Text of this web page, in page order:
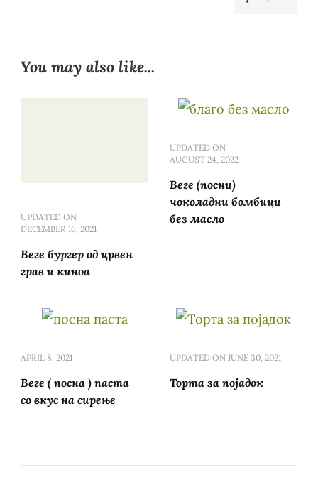
You may also like...
UPDATED ON
DECEMBER 16, 2021
Веге бургер од црвен
грав и киноа
UPDATED ON
AUGUST 24, 2022
Веге (посни)
чоколадни бомбици
без масло
APRIL 8, 2021
Веге ( посна ) паста
со вкус на сирење
UPDATED ON JUNE 30, 2021
Торта за појадок